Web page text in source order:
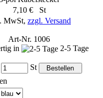
7,10 € St
MwSt, zzgl. Versand
Art-Nr. 1006
in
2-5 Tage
St